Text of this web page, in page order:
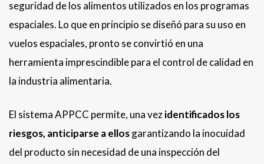
seguridad de los alimentos utilizados en los programas
espaciales. Lo que en principio se diseñó para su uso en
vuelos espaciales, pronto se convirtió en una
herramienta imprescindible para el control de calidad en
la industria alimentaria.
El sistema APPCC permite, una vezidentificados los
riesgos, anticiparse a ellosgarantizando la inocuidad
del producto sin necesidad de una inspección del